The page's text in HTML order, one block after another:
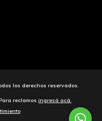
los derechos reservados.
reclamos ingresá acá.